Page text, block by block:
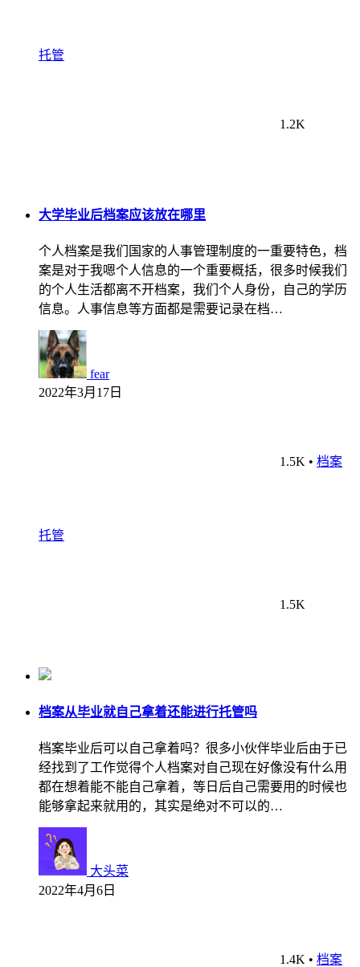
托管
1.2K
大学毕业后档案应该放在哪里
个人档案是我们国家的人事管理制度的一重要特色，档
案是对于我嗯个人信息的一个重要概括，很多时候我们
的个人生活都离不开档案，我们个人身份，自己的学历
信息。人事信息等方面都是需要记录在档…
fear
2022年3月17日
1.5K • 档案
托管
1.5K
档案从毕业就自己拿着还能进行托管吗
档案毕业后可以自己拿着吗？很多小伙伴毕业后由于已
经找到了工作觉得个人档案对自己现在好像没有什么用
都在想着能不能自己拿着，等日后自己需要用的时候也
能够拿起来就用的，其实是绝对不可以的…
大头菜
2022年4月6日
1.4K • 档案